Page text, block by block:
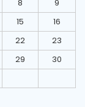
8
9
15
16
22
23
29
30